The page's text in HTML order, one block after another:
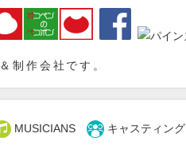
制作会社です。
MUSICIANS  キャスティング